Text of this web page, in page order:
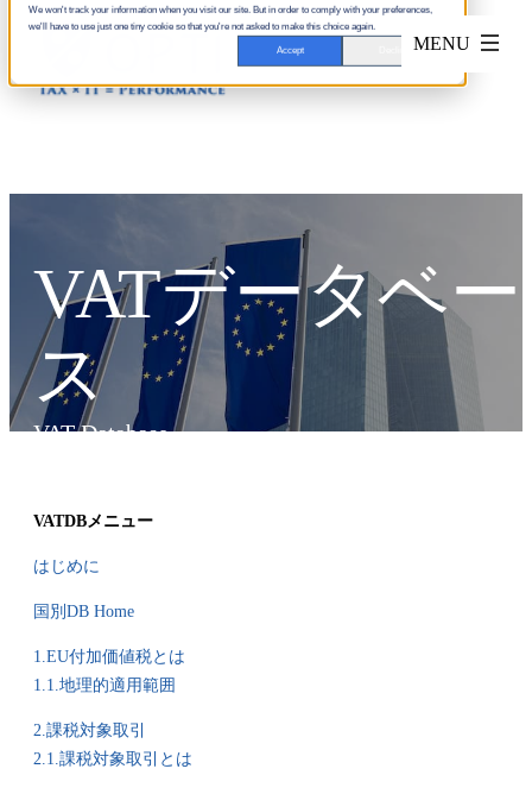
We won't track your information when you visit our site. But in order to comply with your preferences,
we'll have to use just one tiny cookie so that you're not asked to make this choice again.
Accept
VATデータベー
ス
VAT Database
VATDBメニュー
はじめに
国別DB Home
1.EU付加価値税とは
1.1.地理的適用範囲
2.課税対象取引
2.1.課税対象取引とは